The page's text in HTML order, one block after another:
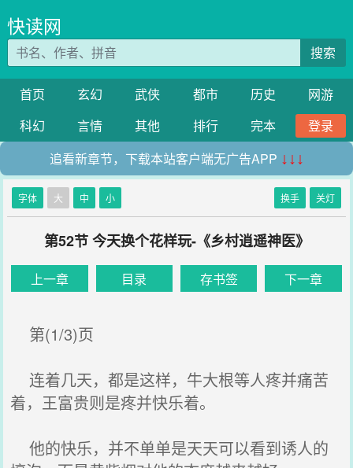
快读网
搜索
首页 玄幻 武侠 都市 历史
网游
科幻
言情 其他 排行 完本
登录
追看新章节，下载本站客户端无广告APP ↓↓↓
字体 大 中 小 换手 关灯
第52节 今天换个花样玩-《乡村逍遥神医》
上一章 目录 存书签 下一章
第(1/3)页
连着几天，都是这样，牛大根等人疼并痛苦
着，王富贵则是疼并快乐着。
他的快乐，并不单单是天天可以看到诱人的